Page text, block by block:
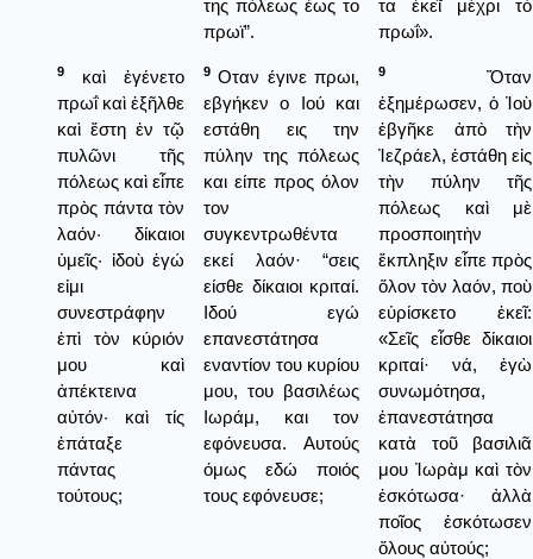
της πόλεως έως το
πρωϊ”.
τα ἐκεῖ μέχρι τὸ
πρωΐ».
9
καὶ ἐγένετο
πρωΐ καὶ ἐξῆλθε
καὶ ἔστη ἐν τῷ
πυλῶνι τῆς
πόλεως καὶ εἶπε
πρὸς πάντα τὸν
λαόν· δίκαιοι
ὑμεῖς· ἰδοὺ ἐγώ
εἰμι
συνεστράφην
ἐπὶ τὸν κύριόν
μου καὶ
ἀπέκτεινα
αὐτόν· καὶ τίς
ἐπάταξε
πάντας
τούτους;
9 Οταν έγινε πρωι,
εβγήκεν ο Ιού και
εστάθη εις την
πύλην της πόλεως
και είπε προς όλον
τον
συγκεντρωθέντα
εκεί λαόν· “σεις
είσθε δίκαιοι κριταί.
Ιδού εγώ
επανεστάτησα
εναντίον του κυρίου
μου, του βασιλέως
Ιωράμ, και τον
εφόνευσα. Αυτούς
όμως εδώ ποιός
τους εφόνευσε;
9
Ὅταν
ἐξημέρωσεν, ὁ Ἰοὺ
ἐβγῆκε ἀπὸ τὴν
Ἰεζράελ, ἐστάθη εἰς
τὴν πύλην τῆς
πόλεως καὶ μὲ
προσποιητὴν
ἔκπληξιν εἶπε πρὸς
ὅλον τὸν λαόν, ποὺ
εὑρίσκετο ἐκεῖ:
«Σεῖς εἶσθε δίκαιοι
κριταί· νά, ἐγὼ
συνωμότησα,
ἐπανεστάτησα
κατὰ τοῦ βασιλιᾶ
μου Ἰωρὰμ καὶ τὸν
ἐσκότωσα· ἀλλὰ
ποῖος ἐσκότωσεν
ὅλους αὐτούς;